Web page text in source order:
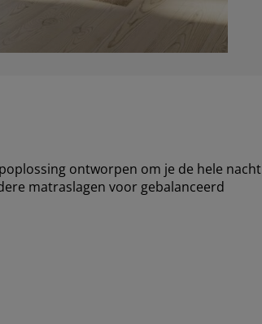
ontworpen om je de hele nacht
matraslagen voor gebalanceerd